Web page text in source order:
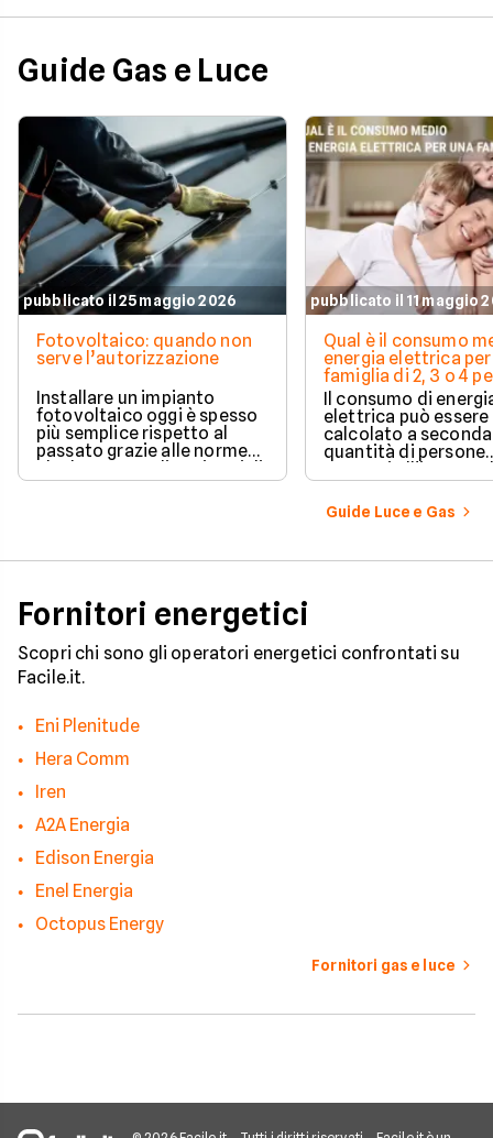
Guide Gas e Luce
pubblicato il 25 maggio 2026
Fotovoltaico: quando non
serve l’autorizzazione
Installare un impianto
fotovoltaico oggi è spesso
più semplice rispetto al
passato grazie alle norme
che hanno ampliato i casi di
edilizia libera.
pubblicato il 11 maggio
Qual è il consumo
energia elettrica per
famiglia di 2, 3 o 4
Il consumo di
elettrica può essere
calcolato a
quantità di persone
presenti all'interno
determinato
numerosi i fattori
influenzano questo
considerazione per
Guide Luce e Gas
Fornitori energetici
Scopri chi sono gli operatori energetici confrontati su
Facile.it.
Eni Plenitude
Hera Comm
Iren
A2A Energia
Edison Energia
Enel Energia
Octopus Energy
Fornitori gas e luce